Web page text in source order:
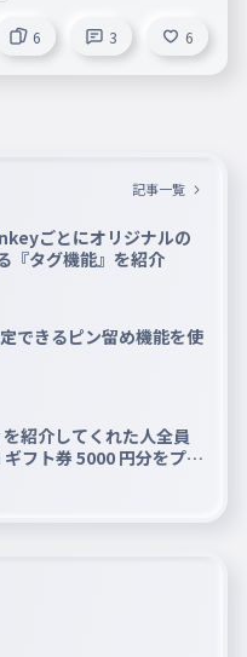
6 3 6
記事一覧
ごとにオリジナルの
『タグ機能』を紹介
できるピン留め機能を使
紹介してくれた人全員
フト券 5000 円分をプレ